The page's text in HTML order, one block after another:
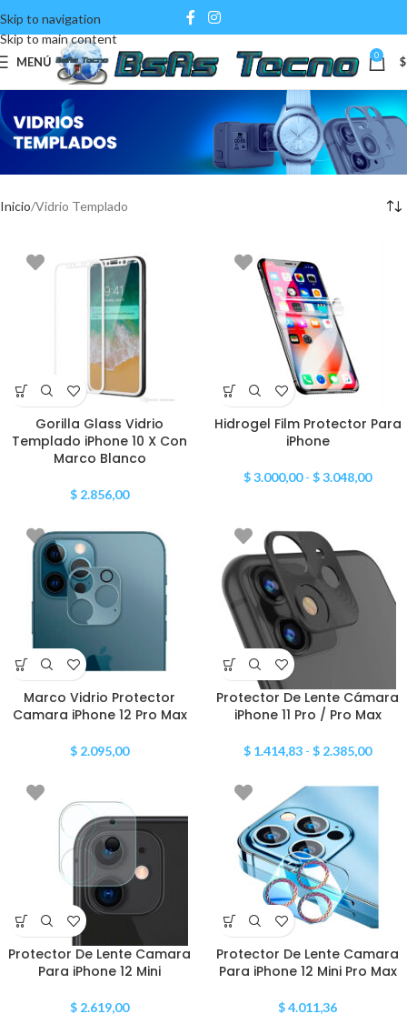
Skip to navigation
Skip to main content
MENÚ 0 $
Inicio Vidrio Templado
Gorilla Glass Vidrio
Templado iPhone 10 X Con
Marco Blanco
$ 2.856,00
Hidrogel Film Protector Para
iPhone
$3.000,00 - $3.048,00
Marco Vidrio Protector
Camara iPhone 12 Pro Max
$ 2.095,00
Protector De Lente Cámara
iPhone 11 Pro / Pro Max
$ 1.414,83 - $ 2.385,00
Protector De Lente Camara
Para iPhone 12 Mini
$ 2.619,00
Protector De Lente Camara
Para iPhone 12 Mini Pro Max
$4.011,36